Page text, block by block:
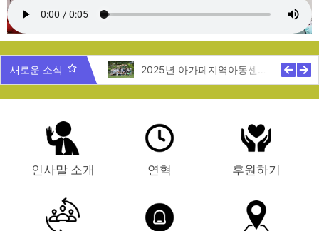
새로운 소식
제주도 지역탐방
인사말 소개 연혁 후원하기